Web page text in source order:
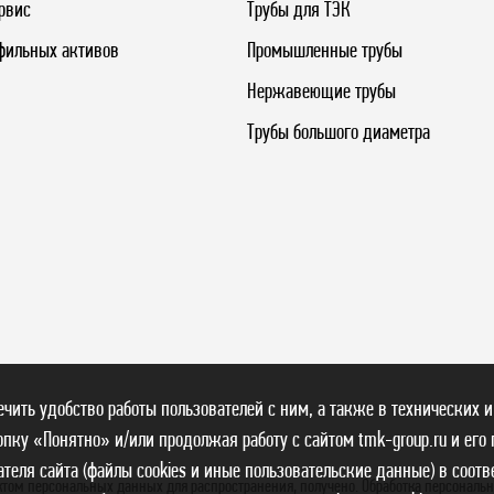
активов
Трубы для ТЭК
Промышленные трубы
Нержавеющие трубы
Трубы большого диаметра
персональных данных для распространения, получено. Обработка
удобство работы пользователей с ним, а также в технических и
«Понятно» и/или продолжая работу с сайтом tmk-group.ru и
сайта (файлы cookies и иные пользовательские данные) в